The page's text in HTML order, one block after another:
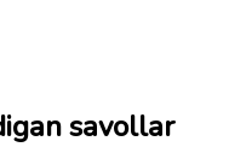
savollar